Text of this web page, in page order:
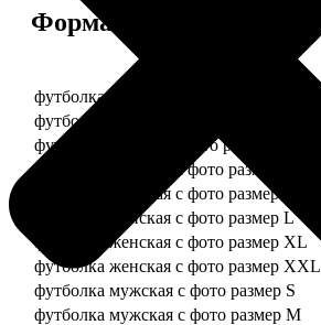
Форматы и цены
футболка детская с фото рост 118 см
футболка детская с фото рост 128 см
футболка детская с фото рост 134 см
футболка женская с фото размер S
футболка женская с фото размер M
футболка женская с фото размер L
футболка женская с фото размер XL
футболка женская с фото размер XXL
футболка мужская с фото размер S
футболка мужская с фото размер M